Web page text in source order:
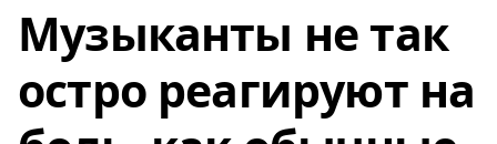
Музыканты не так
остро реагируют на